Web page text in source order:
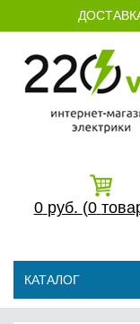
0 руб. (0
КАТАЛОГ